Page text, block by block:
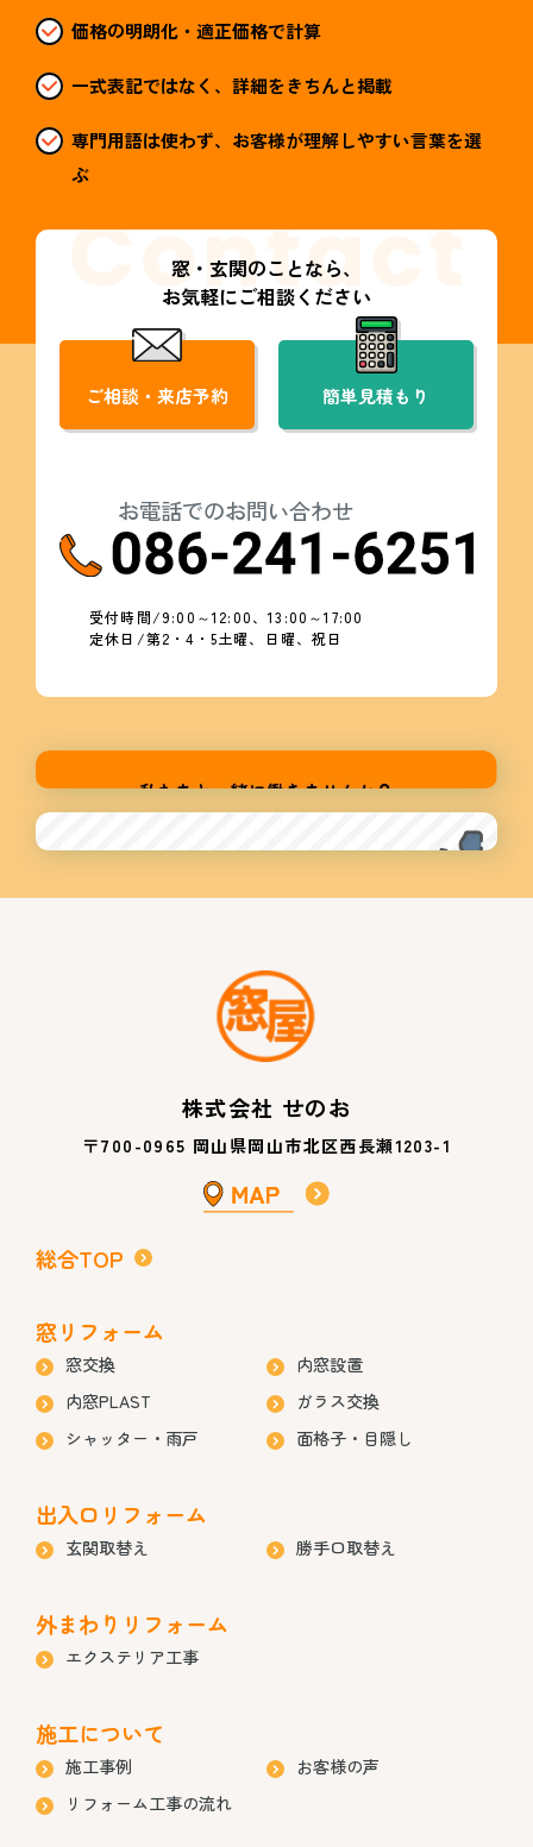
価格の明朗化・適正価格で計算
一式表記ではなく、詳細をきちんと掲載
専門用語は使わず、お客様が理解しやすい言葉を選
ぶ
窓・玄関のことなら、
お気軽にご相談ください
ご相談・来店予約 簡単見積もり
お電話でのお問い合わせ
受付時間/9:00～12:00、13:00～17:00
定休日/第2・4・5土曜、日曜、祝日
株式会社 せのお
〒700-0965 岡山県岡山市北区西長瀬1203-1
総合TOP
窓リフォーム
窓交換
内窓設置
内窓PLAST
ガラス交換
シャッター・雨戸
面格子・目隠し
出入口リフォーム
玄関取替え 勝手口取替え
外まわりリフォーム
エクステリア工事
施工について
施工事例
お客様の声
リフォーム工事の流れ